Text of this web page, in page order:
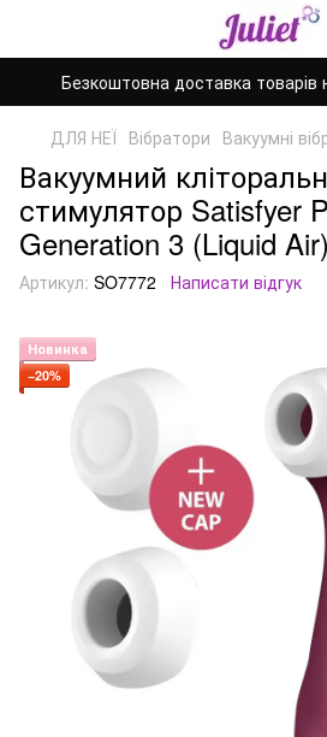
Безкоштовна доставка товарів
ДЛЯ НЕЇ Вібратори Вакуумні
Вакуумний
стимулятор Satisfyer
Generation 3 (Liquid
Артикул: SO7772 Написати відгук
Новинка
−20%